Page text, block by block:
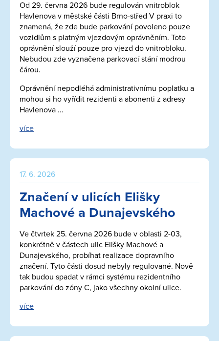
Od 29. června 2026 bude regulován vnitroblok
Havlenova v městské části Brno-střed V praxi to
znamená, že zde bude parkování povoleno pouze
vozidlům s platným vjezdovým oprávněním. Toto
oprávnění slouží pouze pro vjezd do vnitrobloku.
Nebudou zde vyznačena parkovací stání modrou
čárou.
Oprávnění nepodléhá administrativnímu poplatku a
mohou si ho vyřídit rezidenti a abonenti z adresy
Havlenova ...
více
17. 6. 2026
Značení v ulicích Elišky
Machové a Dunajevského
Ve čtvrtek 25. června 2026 bude v oblasti 2-03,
konkrétně v částech ulic Elišky Machové a
Dunajevského, probíhat realizace dopravního
značení. Tyto části dosud nebyly regulované. Nově
tak budou spadat v rámci systému rezidentního
parkování do zóny C, jako všechny okolní ulice.
více